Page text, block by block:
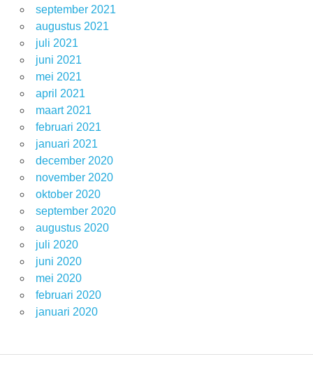
september 2021
augustus 2021
juli 2021
juni 2021
mei 2021
april 2021
maart 2021
februari 2021
januari 2021
december 2020
november 2020
oktober 2020
september 2020
augustus 2020
juli 2020
juni 2020
mei 2020
februari 2020
januari 2020